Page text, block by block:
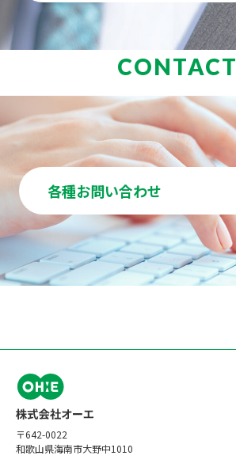
CONTACT
各種お問い合わせ
〒642-0022
和歌山県海南市大野中1010